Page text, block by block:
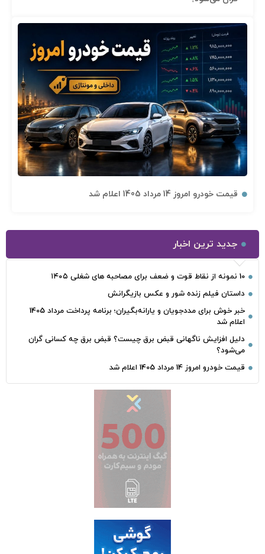
قیمت خودرو امروز 14 مرداد 1405 اعلام شد
جدید ترین اخبار
10 نمونه از نقاط قوت و ضعف برای مصاحبه‌ های شغلی ۱۴۰۵
داستان فیلم زنده شور و عکس بازیگرانش
خبر خوش برای مددجویان و یارانه‌بگیران؛ برنامه پرداخت مرداد 1405
اعلام شد
دلیل افزایش ناگهانی قبض برق چیست؟ قبض برق چه کسانی گران
می‌شود؟
قیمت خودرو امروز 14 مرداد 1405 اعلام شد